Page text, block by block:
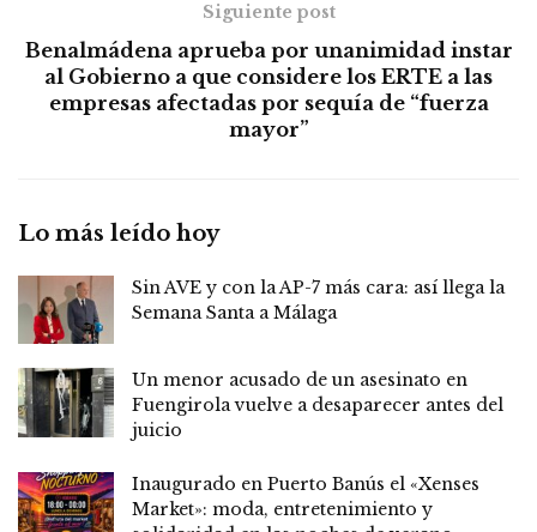
Siguiente post
Benalmádena aprueba por unanimidad instar
al Gobierno a que considere los ERTE a las
empresas afectadas por sequía de “fuerza
mayor”
Lo más leído hoy
Sin AVE y con la AP-7 más cara: así llega la
Semana Santa a Málaga
Un menor acusado de un asesinato en
Fuengirola vuelve a desaparecer antes del
juicio
Inaugurado en Puerto Banús el «Xenses
Market»: moda, entretenimiento y